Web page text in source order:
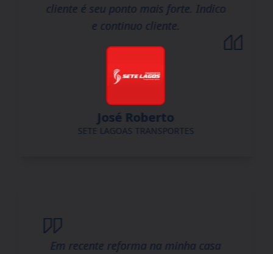
cliente é seu ponto mais forte. Indico
e continuo cliente.
José Roberto
SETE LAGOAS TRANSPORTES
Em recente reforma na minha casa